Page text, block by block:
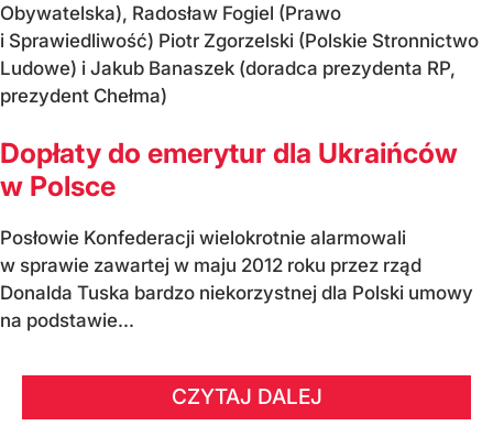
Obywatelska), Radosław Fogiel (Prawo
i Sprawiedliwość) Piotr Zgorzelski (Polskie Stronnictwo
Ludowe) i Jakub Banaszek (doradca prezydenta RP,
prezydent Chełma)
Dopłaty do emerytur dla Ukraińców
w Polsce
Posłowie Konfederacji wielokrotnie alarmowali
w sprawie zawartej w maju 2012 roku przez rząd
Donalda Tuska bardzo niekorzystnej dla Polski umowy
na podstawie...
CZYTAJ DALEJ